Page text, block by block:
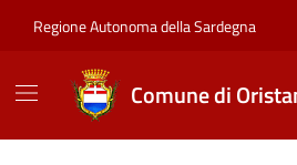
Regione Autonoma della Sardegna
Comune di